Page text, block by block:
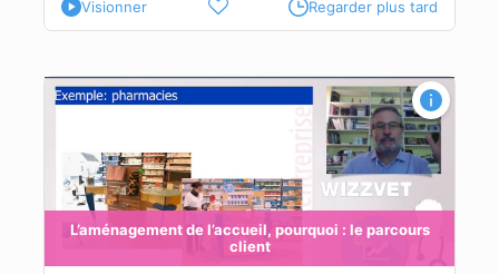
Visionner Regarder plus tard
L’aménagement de l’accueil, pourquoi : le parcours
client